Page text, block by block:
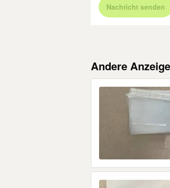
Nachricht senden
Andere